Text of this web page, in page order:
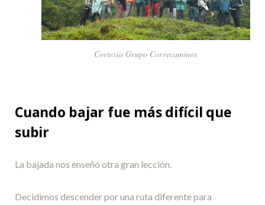
Cortesía Grupo Correcaminos
Cuando bajar fue más difícil que
subir
La bajada nos enseñó otra gran lección.
Decidimos descender por una ruta diferente para